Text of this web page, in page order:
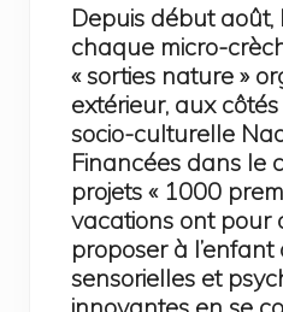
Depuis début
chaque micro-
« sorties nature »
extérieur, aux
socio-culturelle
Financées dans le
projets « 1000
vacations ont pour
proposer à
sensorielles et